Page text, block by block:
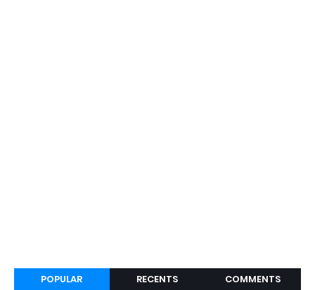
POPULAR RECENTS COMMENTS